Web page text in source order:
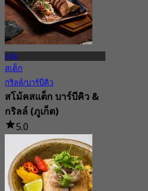
ภูเก็ต
สเต็ก
กริลล์/บาร์บีคิว
สโม้คสแต็ก บาร์บีคิว &
กริลล์ (ภูเก็ต)
5.0
42 การจอง
จาก฿ 363.33